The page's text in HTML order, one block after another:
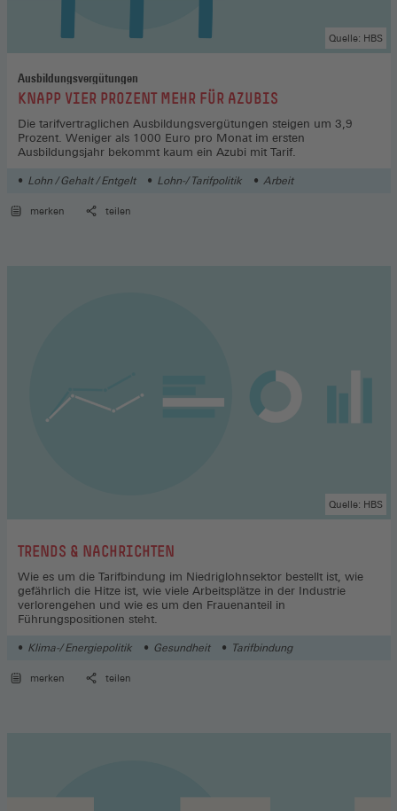
Ausbildungsvergütungen
:KNAPP VIER PROZENT MEHR FÜR AZUBIS
Quelle: HBS
Die tarifvertraglichen Ausbildungsvergütungen steigen um 3,9
Prozent. Weniger als 1000 Euro pro Monat im ersten
Ausbildungsjahr bekommt kaum ein Azubi mit Tarif.
Lohn / Gehalt / Entgelt Lohn-/ Tarifpolitik Arbeit
merken teilen
:
TRENDS & NACHRICHTEN
Quelle: HBS
Wie es um die Tarifbindung im Niedriglohnsektor bestellt ist, wie
gefährlich die Hitze ist, wie viele Arbeitsplätze in der Industrie
verlorengehen und wie es um den Frauenanteil in
Führungspositionen steht.
Klima-/ Energiepolitik Gesundheit Tarifbindung
merken teilen